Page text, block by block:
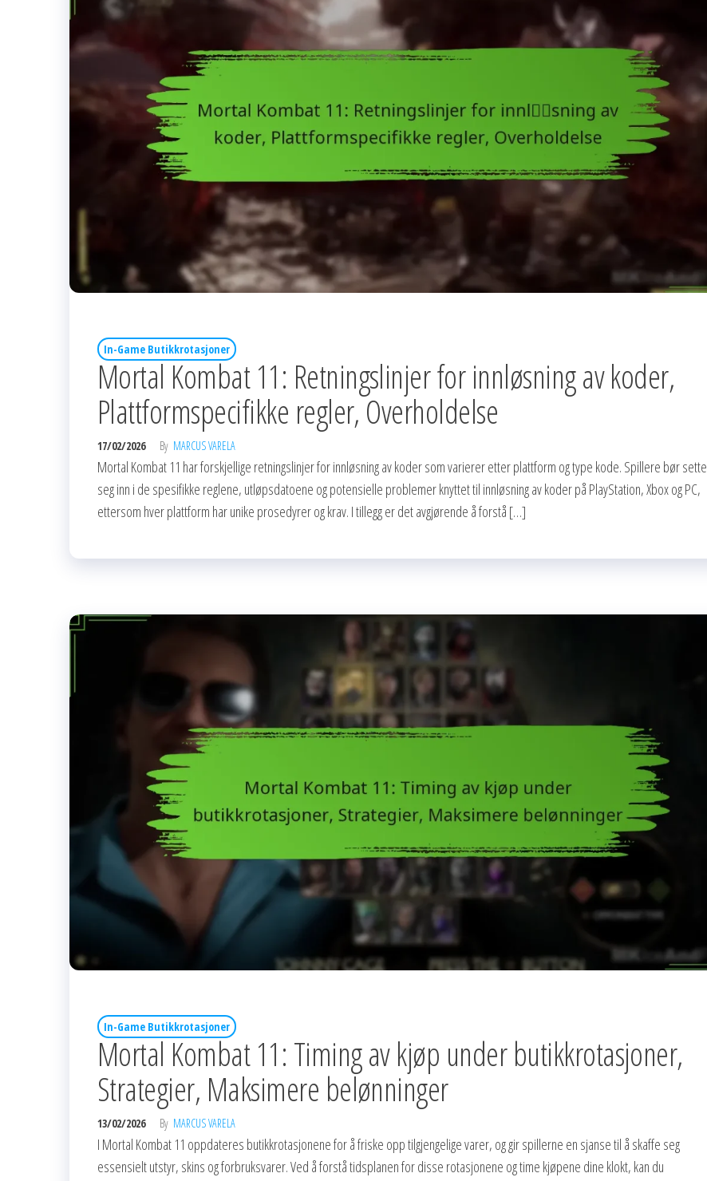
In-Game Butikkrotasjoner
Mortal Kombat 11: Retningslinjer for innløsning av koder,
Plattformspecifikke regler, Overholdelse
17/02/2026 By MARCUS VARELA
Mortal Kombat 11 har forskjellige retningslinjer for innløsning av koder som varierer etter plattform og type kode. Spillere bør sette
seg inn i de spesifikke reglene, utløpsdatoene og potensielle problemer knyttet til innløsning av koder på PlayStation, Xbox og PC,
ettersom hver plattform har unike prosedyrer og krav. I tillegg er det avgjørende å forstå […]
In-Game Butikkrotasjoner
Mortal Kombat 11: Timing av kjøp under butikkrotasjoner,
Strategier, Maksimere belønninger
13/02/2026 By MARCUS VARELA
I Mortal Kombat 11 oppdateres butikkrotasjonene for å friske opp tilgjengelige varer, og gir spillerne en sjanse til å skaffe seg
essensielt utstyr, skins og forbruksvarer. Ved å forstå tidsplanen for disse rotasjonene og time kjøpene dine klokt, kan du